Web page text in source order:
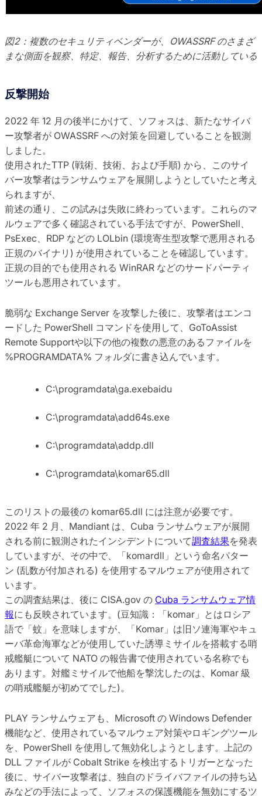
図2：複数のセキュリティベンダーが、OWASSRF のさまざ
まな側面を観察、特定、報告、分析するために活動している
反撃開始
2022 年 12 月の後半にかけて、ソフォスは、新たなサイバ
ー攻撃者が OWASSRF への対策を回避していることを観測
しました。
使用されたTTP (戦術、技術、および手順) から、このサイ
バー攻撃者はランサムウェアを展開しようとしていたと考え
られますが、
前述の通り、この試みは失敗に終わっています。これらのマ
ルウェアで多く確認されている手法ですが、PowerShell、
PsExec、RDP などの LOLbin (環境寄生型攻撃で悪用される
正規のバイナリ) が使用されていることを確認しています。
正規の目的でも使用される WinRAR などのサードパーティ
ツールも悪用されています。
脆弱な Exchange Server を攻撃した後に、攻撃者はエンコ
ードした PowerShell コマンドを使用して、GoToAssist
Remote Supportや以下の他の複数の悪意のあるファイルを
%PROGRAMDATA% フォルダに書き込んでいます。
C:\programdata\ga.exebaidu
C:\programdata\add64s.exe
C:\programdata\addp.dll
C:\programdata\komar65.dll
このリストの最後の komar65.dll には注意が必要です。
2022 年 2 月、Mandiant は、Cuba ランサムウェアが展開
される前に観測されたインシデントについて調査結果を発表
していますが、その中で、「komardll」という命名パター
ン (乱数が付加される) を使用するマルウェアが使用されて
います。
この調査結果は、後に CISA.gov の Cuba ランサムウェア情
報にも反映されています。(豆知識：「komar」とはロシア
語で「蚊」を意味しますが、「Komar」は旧ソ連海軍やキュ
ーバ革命海軍などが使用していた誘導ミサイルを搭載する哨
戒艦艇について NATO の報告書で使用されている名称でも
あります。対艦ミサイルで他船を撃沈したのは、Komar 級
の哨戒艦艇が初めてでした)。
PLAY ランサムウェアも、Microsoft の Windows Defender
機能など、使用されているマルウェア対策やロギングツール
を、PowerShell を使用して無効化しようとします。上記の
DLL ファイルが Cobalt Strike を検出するトリガーとなった
後に、サイバー攻撃者は、独自のドライバファイルの持ち込
みなどの手法によって、ソフォスの保護機能を無効にするツ